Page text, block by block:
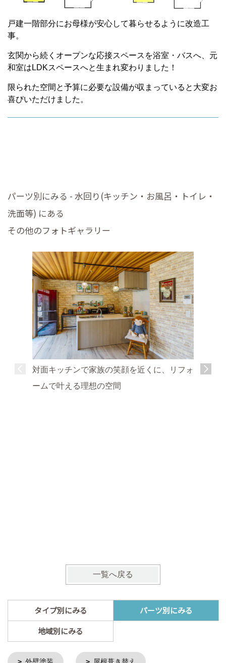
戸建一階部分にお母様が安心して暮らせるように改造工
事。
玄関から続くオープンな応接スペースを浴室・バスへ、元
和室はLDKスペースへと生まれ変わりました！
限られた空間と予算に必要な設備が収まっていると大変お
喜びいただけました。
パーツ別にみる - 水回り(キッチン・お風呂・トイレ・
洗面等) にある
その他のフォトギャラリー
対面キッチンで家族の笑顔を近くに、リフォ
ームで叶える理想の空間
一覧へ戻る
タイプ別にみる
パーツ別にみる
地域別にみる